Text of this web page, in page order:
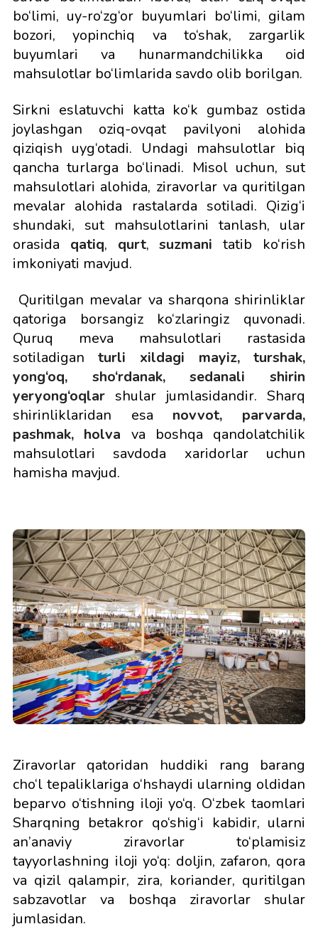
bo‘limi, uy-ro‘zg‘or buyumlari bo‘limi, gilam
bozori, yopinchiq va to‘shak, zargarlik
buyumlari va hunarmandchilikka oid
mahsulotlar bo‘limlarida savdo olib borilgan.
Sirkni eslatuvchi katta ko‘k gumbaz ostida
joylashgan oziq-ovqat pavilyoni alohida
qiziqish uyg‘otadi. Undagi mahsulotlar biq
qancha turlarga bo‘linadi. Misol uchun, sut
mahsulotlari alohida, ziravorlar va quritilgan
mevalar alohida rastalarda sotiladi. Qizig‘i
shundaki, sut mahsulotlarini tanlash, ular
orasida qatiq, qurt,suzmani tatib ko‘rish
imkoniyati mavjud.
Quritilgan mevalar va sharqona shirinliklar
qatoriga borsangiz ko‘zlaringiz quvonadi.
Quruq meva mahsulotlari rastasida
sotiladiganturli xildagi mayiz, turshak,
yong‘oq, sho‘rdanak, sedanali shirin
yeryong‘oqlarshular jumlasidandir. Sharq
shirinliklaridan esa novvot, parvarda,
pashmak, holva va boshqa qandolatchilik
mahsulotlari savdoda xaridorlar uchun
hamisha mavjud.
Ziravorlar qatoridan huddiki rang barang
cho‘l tepaliklariga o‘hshaydi ularning oldidan
beparvo o‘tishning iloji yo‘q. O‘zbek taomlari
Sharqning betakror qo‘shig‘i kabidir, ularni
an’anaviy ziravorlar to‘plamisiz
tayyorlashning iloji yo‘q: doljin, zafaron, qora
va qizil qalampir, zira, koriander, quritilgan
sabzavotlar va boshqa ziravorlar shular
jumlasidan.